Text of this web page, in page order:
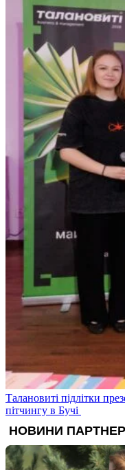
Талановиті підлітки
пітчингу в Бучі